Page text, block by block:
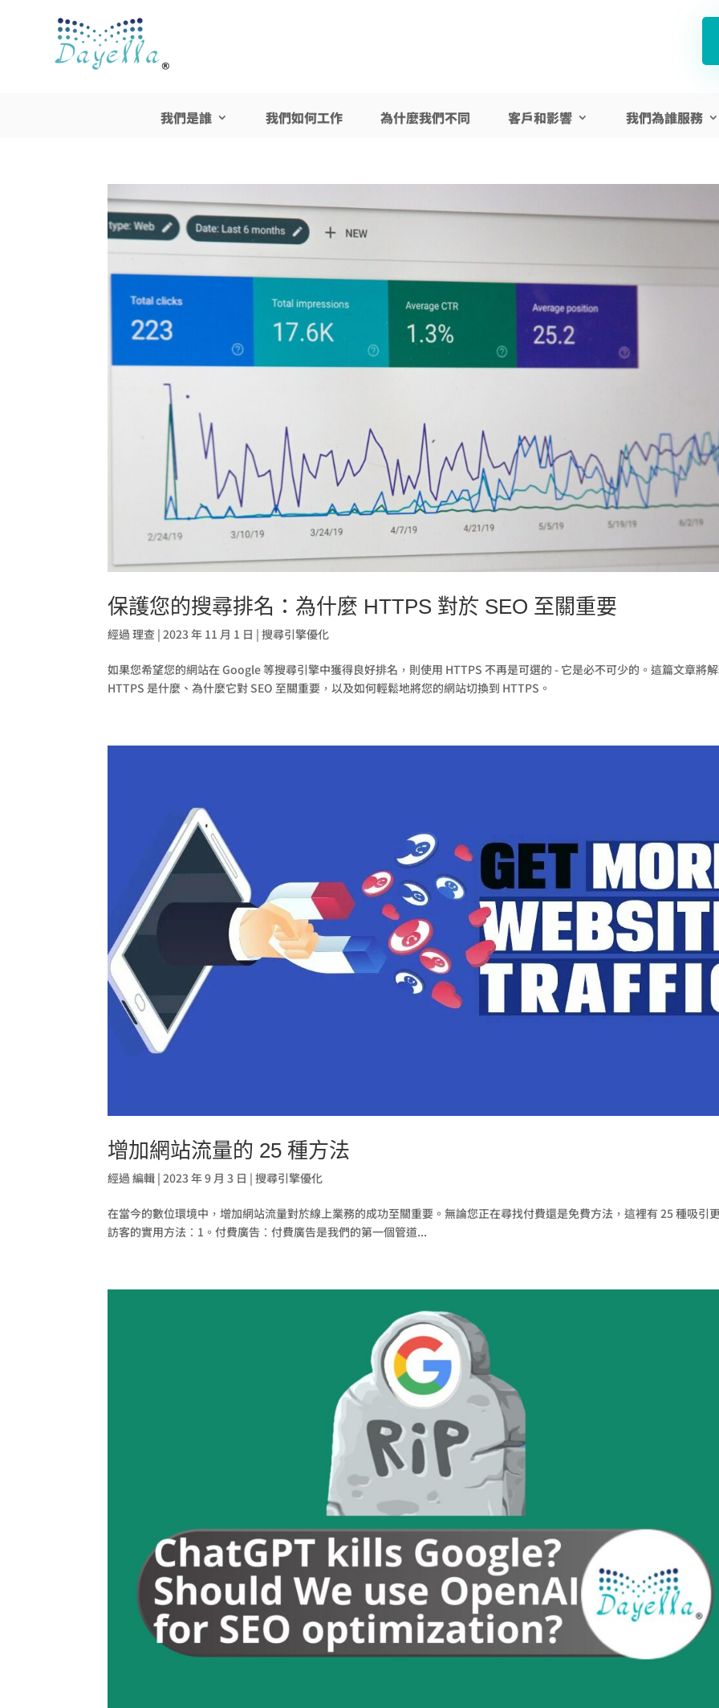
我們是誰 我們如何工作 為什麼我們不同 客戶和影響 我們為誰服務
保護您的搜尋排名：為什麼 HTTPS 對於 SEO 至關重要
經過理查 | 2023 年 11 月 1 日 |搜尋引擎優化
如果您希望您的網站在 Google 等搜尋引擎中獲得良好排名，則使用 HTTPS 不再是可選的 - 它是必不可少的。這篇文章將
HTTPS 是什麼、為什麼它對 SEO 至關重要，以及如何輕鬆地將您的網站切換到 HTTPS。
增加網站流量的 25 種方法
經過編輯 |2023 年 9 月 3 日 |搜尋引擎優化
在當今的數位環境中，增加網站流量對於線上業務的成功至關重要。無論您正在尋找付費還是免費方法，這裡有 25 種吸引
訪客的實用方法：1。付費廣告：付費廣告是我們的第一個管道...